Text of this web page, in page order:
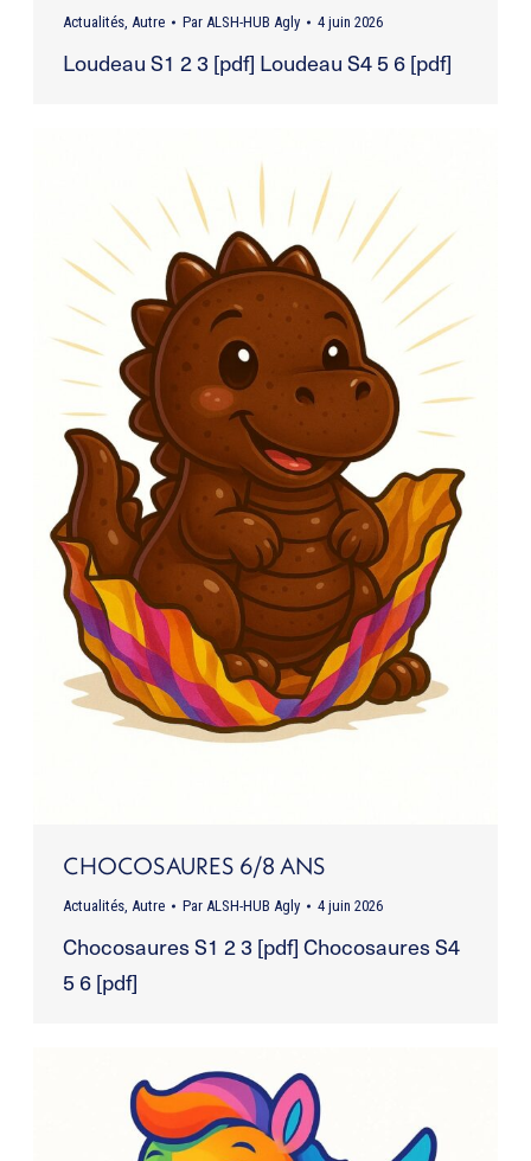
Actualités, Autre Par ALSH-HUB Agly 4 juin 2026
Loudeau S1 2 3 [pdf] Loudeau S4 5 6 [pdf]
CHOCOSAURES 6/8 ANS
Actualités, Autre Par ALSH-HUB Agly 4 juin 2026
Chocosaures S1 2 3 [pdf] Chocosaures S4
5 6 [pdf]